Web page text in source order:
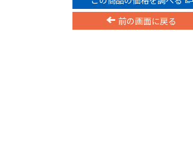
前の画面に戻る